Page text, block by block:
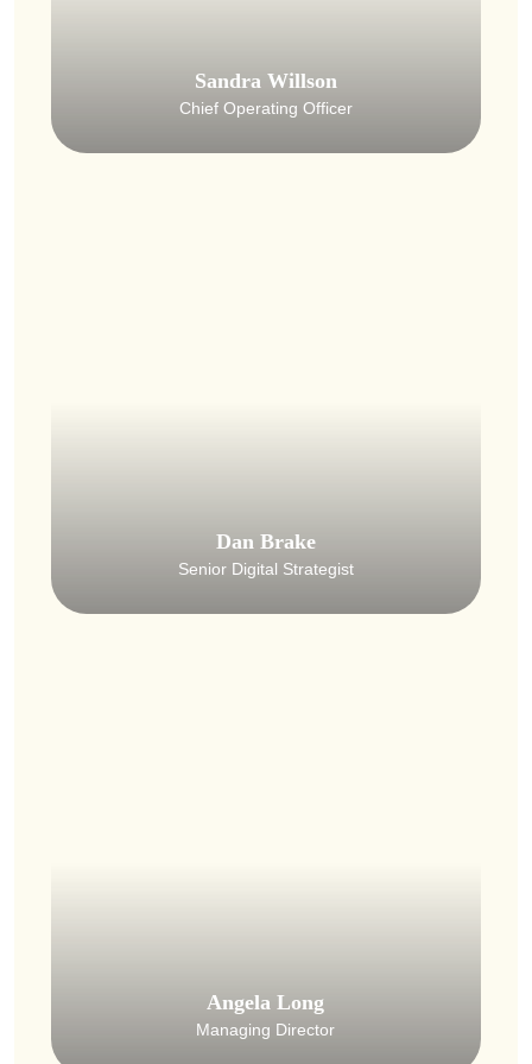
Sandra Willson
Chief Operating Officer
Dan Brake
Senior Digital Strategist
Angela Long
Managing Director